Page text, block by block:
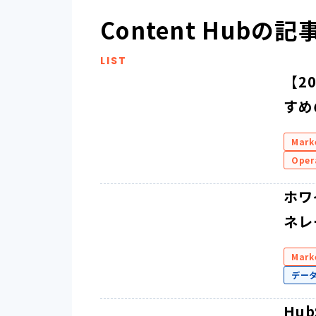
Content Hubの記
LIST
【
す
ホ
ネ
デー